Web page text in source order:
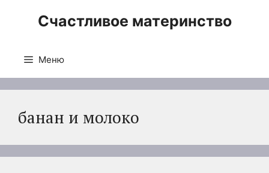
Счастливое материнство
Меню
банан и молоко